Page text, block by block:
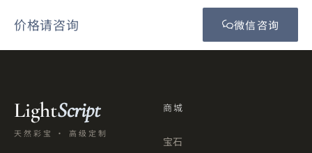
价格请咨询 微信咨询
LightScript
天然彩宝 · 高级定制
商城
宝石